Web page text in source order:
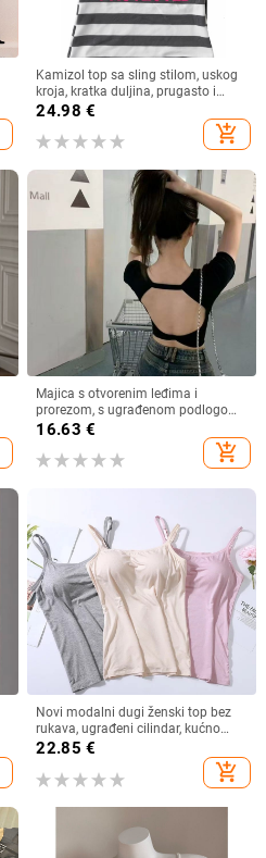
Kamizol top sa sling stilom, uskog
kroja, kratka duljina, prugasto i
karirano uzorak, poliester tkanina
24.98 €
add_shopping_cart
Majica s otvorenim leđima i
prorezom, s ugrađenom podlogom
za grudi, sportski uski kroj, kratki
16.63 €
add_shopping_cart
Novi modalni dugi ženski top bez
rukava, ugrađeni cilindar, kućno
donje rublje bez grudnjaka
22.85 €
add_shopping_cart